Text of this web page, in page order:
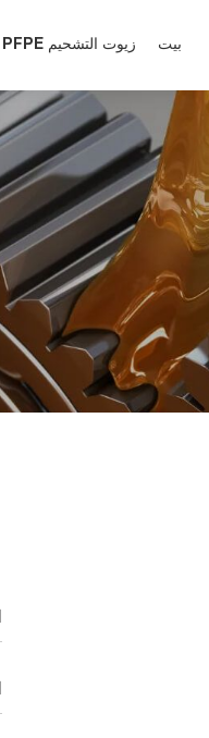
بيت زيوت التشحيم PFPE